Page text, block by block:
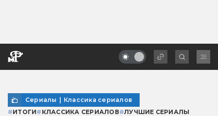
Сериалы | Классика сериалов
#ИТОГИ# КЛАССИКА СЕРИАЛОВ#ЛУЧШИЕ СЕРИАЛЫ